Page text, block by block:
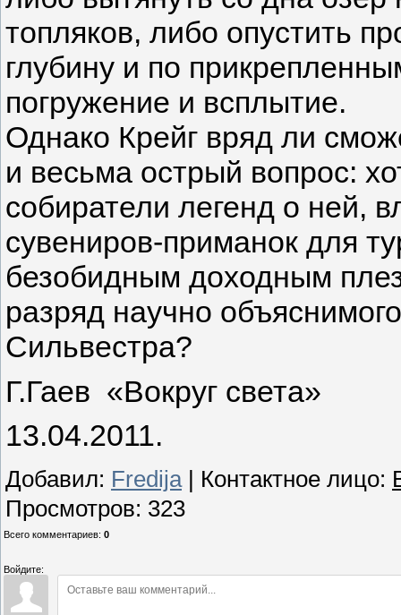
топляков, либо опустить
глубину и по
погружение и всплытие.
Однако Крейг вряд ли
и весьма острый вопрос:
собиратели легенд о ней,
сувениров-приманок для
безобидным доходным
разряд научно
Сильвестра?
Г.Гаев «Вокруг света»
13.04.2011.
Добавил: Fredija| Контактное лицо:
Просмотров: 323
Всего комментариев: 0
Войдите: